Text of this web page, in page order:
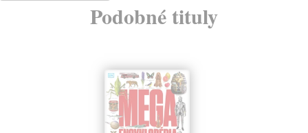
Podobné tituly